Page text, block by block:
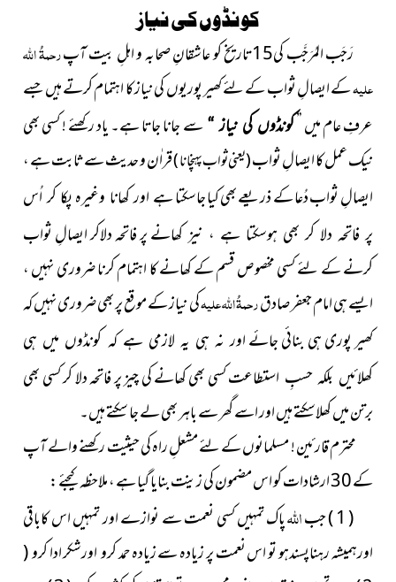
کونڈوں کی نیاز
رَجَب المُرَجَّب کی15تاریخ کو عاشقانِ صحابہ و اہلِ بیت آپ
رحمۃُ اللہ
علیہکے ایصالِ ثواب کے لئے کھیر پوریوں کی نیاز کا اہتمام کرتے ہیں جسے
عرفِ عام میں ”کونڈوں کی نیاز “سے جانا جاتا ہے۔ یاد رکھئے ! کسی بھی
نیک عمل کا ایصالِ ثواب( یعنی ثواب پہنچانا )قراٰن و حدیث سے ثابت ہے ،
ایصالِ ثواب دُعا کے ذریعے بھی کیا جاسکتاہے اور کھانا وغیرہ پکا کر اُس
پر فاتحہ دلا کر بھی ہوسکتا ہے ، نیز کھانےپر فاتحہ دلاکر ایصالِ ثواب
کرنے کے لئے کسی مخصوص قسم کے کھانے کا اہتمام کرنا ضروری نہیں ،
ایسے ہی امام جعفر صادقرحمۃُ اللہ علیہکی نیاز کے موقع پر بھی ضروری نہیں کہ
کھیر پوری ہی بنائی جائےاور نہ ہی یہ لازمی ہے کہ کونڈوں میں ہی
کھلائیں بلکہ حسبِ استطاعتکسی بھی کھانے کی چیز پر فاتحہ دلا کر کسی بھی
برتن میں کھلاسکتے ہیں اور اسے گھر سے باہر بھی لے جا سکتے ہیں۔
محترم قارئین ! مسلمانوں کے لئے مشعلِ راہ کی حیثیت رکھنے والے آپ
کے 30 ارشادات کو اس مضمون کی زینت بنایا گیا ہے ، ملاحظہ کیجئے :
( 1 ) جب
اللہپاک تمہیں کسی نعمت سے نوازے اور تمہیں اس کاباقی
اورہمیشہ رہناپسندہو تو اس نعمت پر زیادہ سے زیادہ حمد کرو اورشکر ادا کرو (